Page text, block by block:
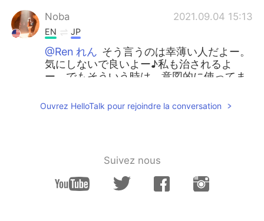
Noba 2021.09.04 15:13
EN JP
@Ren れん そう言うのは幸薄い人だよー。
気にしないで良いよー♪私も治されるよ
ー。でもそういう時は、意図的に使ってま
解してくれるし、使ってみようって思って
くれるかも😁
Ouvrez HelloTalk pour rejoindre la conversation
Suivez nous